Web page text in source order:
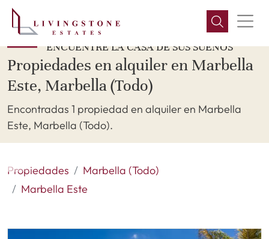
ENCUENTRE LA CASA DE SUS SUEÑOS
Propiedades en alquiler en Marbella
Este, Marbella (Todo)
Encontradas 1 propiedad en alquiler en Marbella
Este, Marbella (Todo).
Propiedades
Marbella (Todo)
Marbella Este